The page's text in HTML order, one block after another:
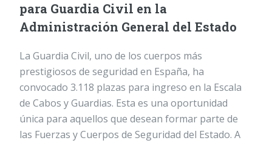
para Guardia Civil en la
Administración General del Estado
La Guardia Civil, uno de los cuerpos más
prestigiosos de seguridad en España, ha
convocado 3.118 plazas para ingreso en la Escala
de Cabos y Guardias. Esta es una oportunidad
única para aquellos que desean formar parte de
las Fuerzas y Cuerpos de Seguridad del Estado. A